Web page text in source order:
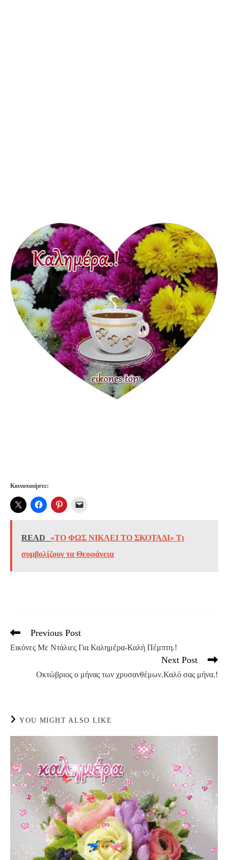
Κοινοποιήστε:
READ
«ΤΟ ΦΩΣ ΝΙΚΑΕΙ ΤΟ ΣΚΟΤΑΔΙ» Τι
συμβολίζουν τα Θεοφάνεια
Read
articles
Previous Post
Εικόνες Με Ντάλιες Για Καλημέρα-Καλή Πέμπτη.!
Next Post
Οκτώβριος ο μήνας των χρυσανθέμων.Καλό σας μήνα.!
YOU MIGHT ALSO LIKE